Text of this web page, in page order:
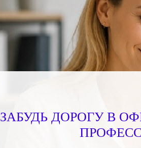
ЗАБУДЬ ДОРОГУ В